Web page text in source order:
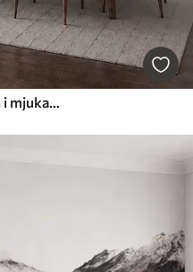
En dimmig skog vid stilla vatten i mjuka, naturliga pastellfärger